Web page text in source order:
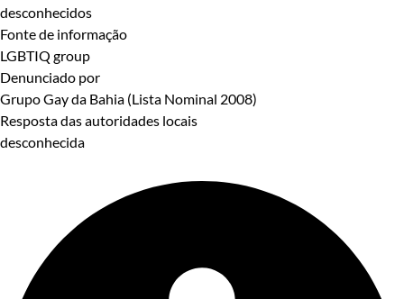
desconhecidos
Fonte de informação
LGBTIQ group
Denunciado por
Grupo Gay da Bahia (Lista Nominal 2008)
Resposta das autoridades locais
desconhecida